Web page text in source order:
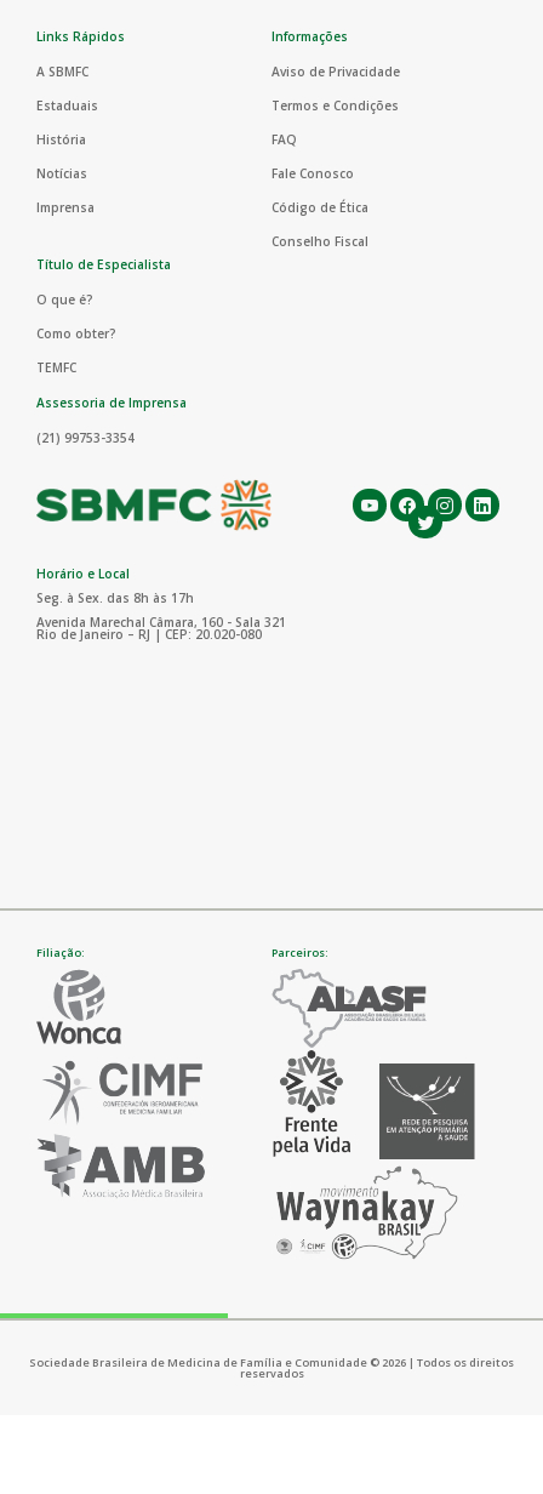
Links Rápidos
A SBMFC
Estaduais
História
Notícias
Imprensa
Informações
Aviso de Privacidade
Termos e Condições
FAQ
Fale Conosco
Código de Ética
Conselho Fiscal
Título de Especialista
O que é?
Como obter?
TEMFC
Assessoria de Imprensa
(21) 99753-3354
Horário e Local
Seg. à Sex. das 8h às 17h
Avenida Marechal Câmara, 160 - Sala 321
Rio de Janeiro – RJ | CEP: 20.020-080
Filiação: Parceiros:
Sociedade Brasileira de Medicina de Família e Comunidade © 2026 | Todos os direitos
reservados